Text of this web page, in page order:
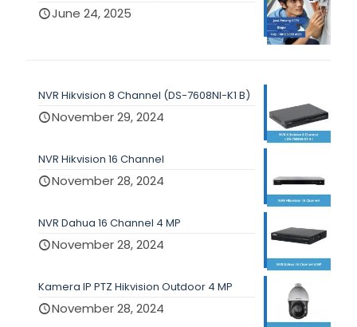
June 24, 2025
NVR Hikvision 8 Channel (DS-7608NI-K1 B)
November 29, 2024
NVR Hikvision 16 Channel
November 28, 2024
NVR Dahua 16 Channel 4 MP
November 28, 2024
Kamera IP PTZ Hikvision Outdoor 4 MP
November 28, 2024